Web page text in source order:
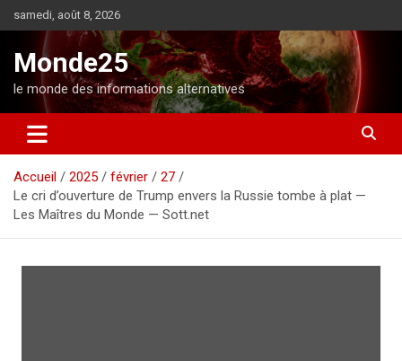
l
o
n
samedi, août 8, 2026
Monde25
le monde des informations alternatives
Accueil 2025 février
27
Le cri d’ouverture de Trump envers la Russie tombe à plat —
Les Maîtres du Monde — Sott.net